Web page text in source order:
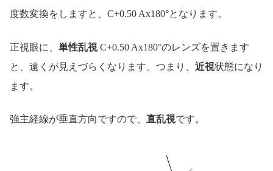
度数変換をしますと、C+0.50 Ax180°となります。
正視眼に、 単性乱視C+0.50 Ax180°のレンズを置きます
と、遠くが見えづらくなります。つまり、 近視状態になり
ます。
強主経線が垂直方向ですので、 直乱視です。